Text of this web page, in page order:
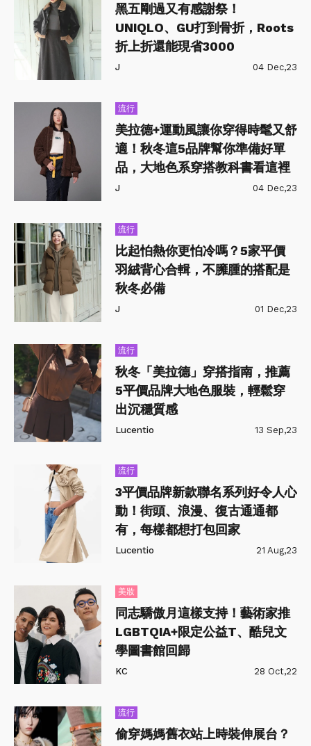
黑五剛過又有感謝祭！
UNIQLO、GU打到骨折，Roots
折上折還能現省3000
J 04 Dec,23
流行
美拉德+運動風讓你穿得時髦又舒
適！秋冬這5品牌幫你準備好單
品，大地色系穿搭教科書看這裡
J 04 Dec,23
流行
比起怕熱你更怕冷嗎？5家平價
羽絨背心合輯，不臃腫的搭配是
秋冬必備
J 01 Dec,23
流行
秋冬「美拉德」穿搭指南，推薦
5平價品牌大地色服裝，輕鬆穿
出沉穩質感
Lucentio 13 Sep,23
流行
3平價品牌新款聯名系列好令人心
動！街頭、浪漫、復古通通都
有，每樣都想打包回家
Lucentio 21 Aug,23
美妝
同志驕傲月這樣支持！藝術家推
LGBTQIA+限定公益T、酷兒文
學圖書館回歸
KC 28 Oct,22
流行
偷穿媽媽舊衣站上時裝伸展台？